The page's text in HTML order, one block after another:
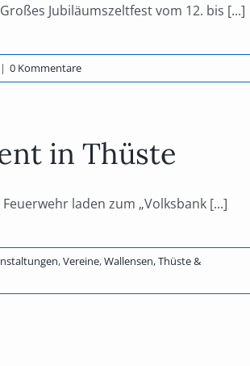
Jubiläumszeltfest vom 12. bis [...]
| 0 Kommentare
in Thüste
laden zum „Volksbank [...]
,Vereine,Wallensen, Thüste &